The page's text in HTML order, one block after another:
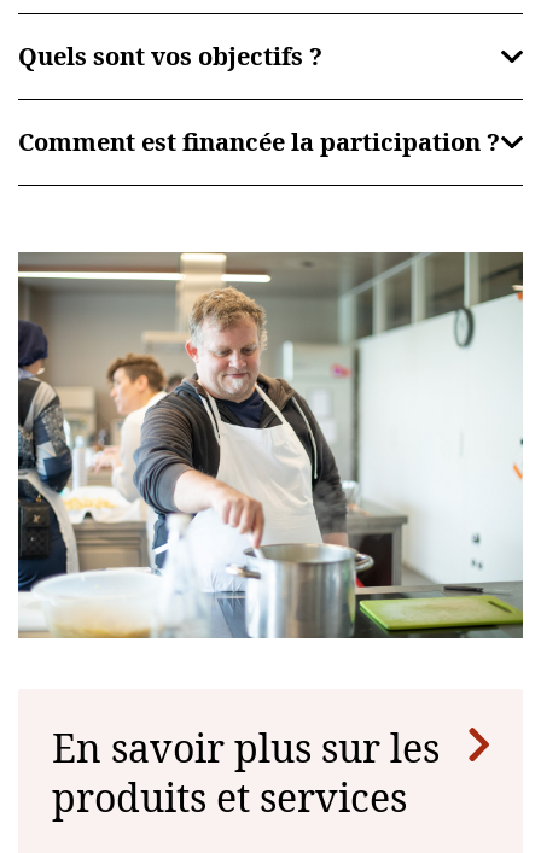
Quels sont vos objectifs ?
Comment est financée la participation ?
En savoir plus sur les
produits et services